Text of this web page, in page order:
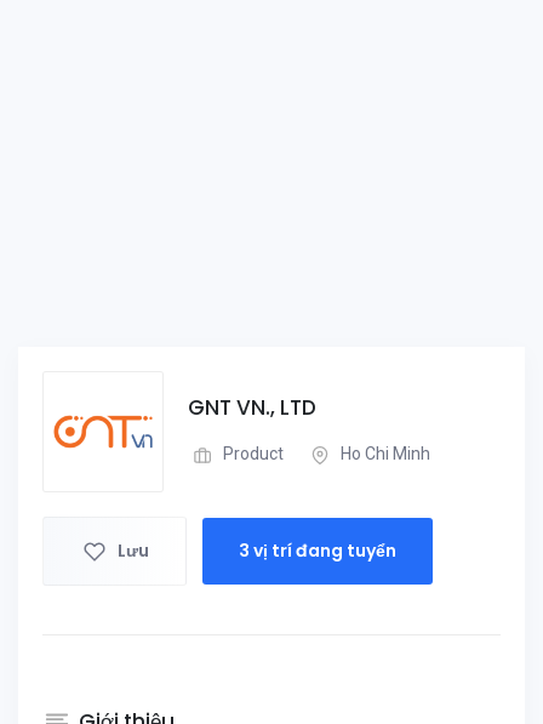
GNT VN., LTD
Product Ho Chi Minh
Lưu 3 vị trí đang tuyển